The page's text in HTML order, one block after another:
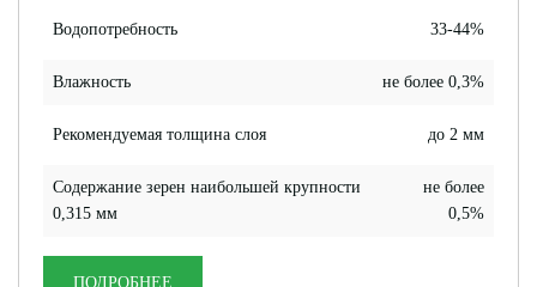
Водопотребность 33-44%
Влажность не более 0,3%
Рекомендуемая толщина слоя до 2 мм
Содержание зерен наибольшей крупности
0,315 мм
не более
0,5%
ПОДРОБНЕЕ